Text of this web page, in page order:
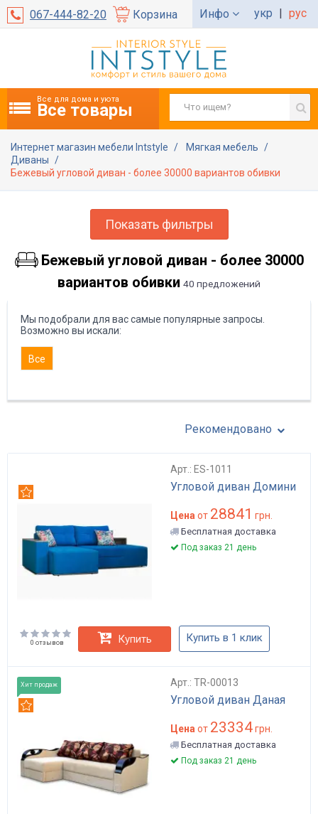
067-444-82-20 Корзина Инфо укр | рус
Все для дома и уюта
Все товары
Интернет магазин мебели Intstyle
Мягкая мебель
Диваны
Бежевый угловой диван - более 30000 вариантов обивки
Показать фильтры
Бежевый угловой диван - более 30000
вариантов обивки 40 предложений
Мы подобрали для вас самые популярные запросы.
Возможно вы искали:
Все
Рекомендовано
Арт.: ES-1011
Угловой диван Домини
Цена от 28841 грн.
Бесплатная доставка
Под заказ 21 день
0 отзывов Купить Купить в 1 клик
Хит продаж Арт.: TR-00013
Угловой диван Даная
Цена от 23334грн.
Бесплатная доставка
Под заказ 21 день